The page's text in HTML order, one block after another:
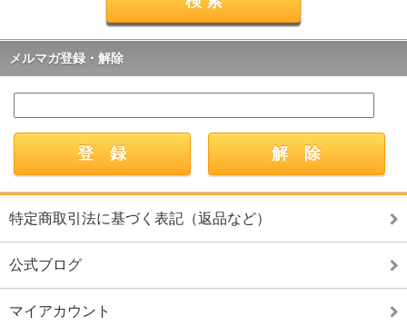
メルマガ登録・解除
特定商取引法に基づく表記（返品など）
公式ブログ
マイアカウント